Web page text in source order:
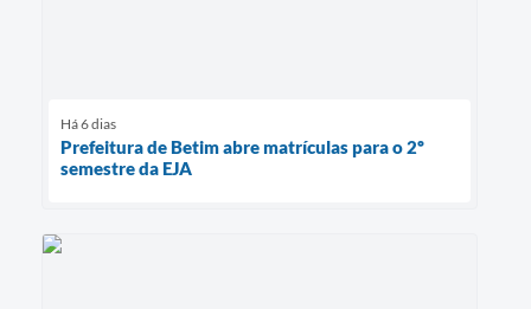
Há 6 dias
Prefeitura de Betim abre matrículas para o 2º
semestre da EJA